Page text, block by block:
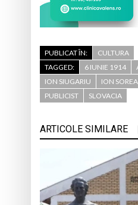
PUBLICAT ÎN:
CULTURA
TAGGED:
6 IUNIE 1914
ION SIUGARIU
ION
PUBLICIST
SLOVACIA
ARTICOLE SIMILARE